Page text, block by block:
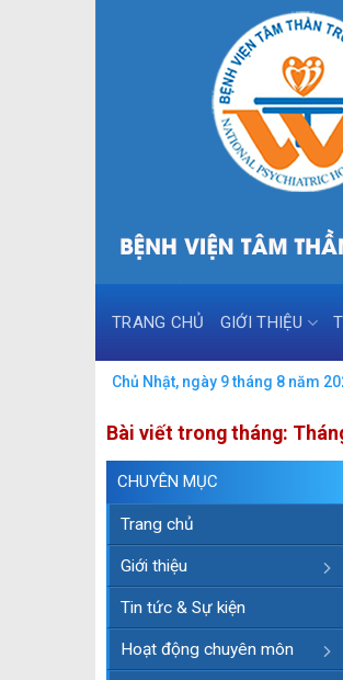
TRANG CHỦ GIỚI THIỆU
Chủ Nhật, ngày 9 tháng 8 năm
Bài viết trong tháng:
CHUYÊN MỤC
Trang chủ
Giới thiệu
Tin tức & Sự kiện
Hoạt động chuyên môn